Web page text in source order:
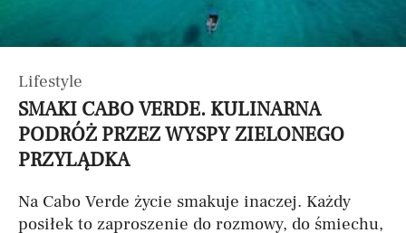
Lifestyle
SMAKI CABO VERDE. KULINARNA
PODRÓŻ PRZEZ WYSPY ZIELONEGO
PRZYLĄDKA
Na Cabo Verde życie smakuje inaczej. Każdy
posiłek to zaproszenie do rozmowy, do śmiechu,